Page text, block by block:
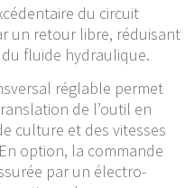
du circuit
un retour libre, réduisant
fluide hydraulique.
réglable permet
de l’outil en
culture et des vitesses
option, la commande
par un électro-